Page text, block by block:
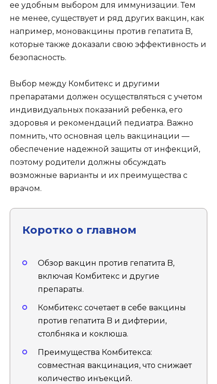
ее удобным выбором для иммунизации. Тем
не менее, существует и ряд других вакцин, как
например, моновакцины против гепатита B,
которые также доказали свою эффективность и
безопасность.
Выбор между Комбитекс и другими
препаратами должен осуществляться с учетом
индивидуальных показаний ребенка, его
здоровья и рекомендаций педиатра. Важно
помнить, что основная цель вакцинации —
обеспечение надежной защиты от инфекций,
поэтому родители должны обсуждать
возможные варианты и их преимущества с
врачом.
Коротко о главном
Обзор вакцин против гепатита B,
включая Комбитекс и другие
препараты.
Комбитекс сочетает в себе вакцины
против гепатита B и дифтерии,
столбняка и коклюша.
Преимущества Комбитекса:
совместная вакцинация, что снижает
количество инъекций.